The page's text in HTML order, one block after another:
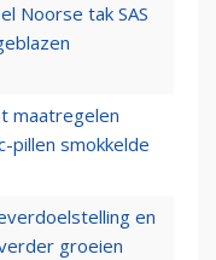
Noorse tak SAS
maatregelen
pillen smokkelde
en
groeien